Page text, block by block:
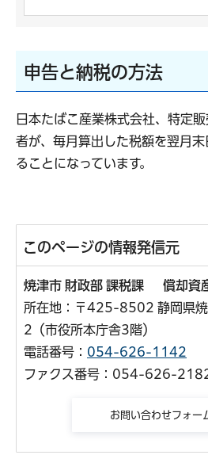
申告と納税の方法
日本たばこ産業株式会社、特定
者が、毎月算出した税額を翌月
ることになっています。
このページの情報発信元
焼津市 財政部 課税課 償却資
所在地：〒425-8502 静岡県
2（市役所本庁舎3階）
電話番号： 054-626-1142
ファクス番号：054-626-